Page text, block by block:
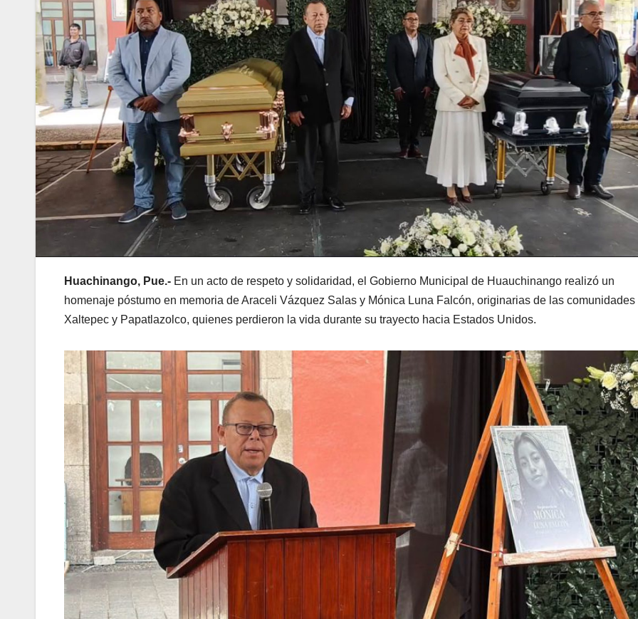
Huachinango, Pue.- En un acto de respeto y solidaridad, el Gobierno Municipal de Huauchinango realizó un
homenaje póstumo en memoria de Araceli Vázquez Salas y Mónica Luna Falcón, originarias de las comunidades
Xaltepec y Papatlazolco, quienes perdieron la vida durante su trayecto hacia Estados Unidos.